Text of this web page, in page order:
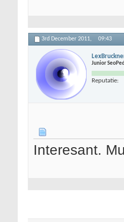
3rd December 2011, 09:43
Junior
Reputatie:
Interesant.